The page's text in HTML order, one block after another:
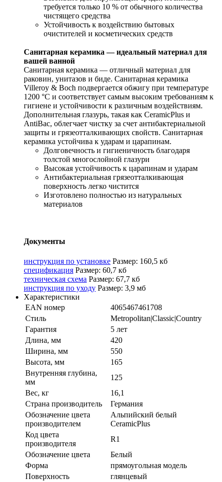
требуется только 10 % от обычного количества
чистящего средства
Устойчивость к воздействию бытовых
очистителей и косметических средств
Санитарная керамика — идеальный материал для
вашей ванной
Санитарная керамика — отличный материал для
раковин, унитазов и биде. Санитарная керамика
Villeroy & Boch подвергается обжигу при температуре
1200 °C и соответствует самым высоким требованиям к
гигиене и устойчивости к различным воздействиям.
Дополнительная глазурь, такая как CeramicPlus и
AntiBac, облегчает чистку за счет антибактериальной
защиты и грязеотталкивающих свойств. Санитарная
керамика устойчива к ударам и царапинам.
Долговечность и гигиеничность благодаря
толстой многослойной глазури
Высокая устойчивость к царапинам и ударам
Антибактериальная грязеотталкивающая
поверхность легко чистится
Изготовлено полностью из натуральных
материалов
Документы
инструкция по установке Размер: 160,5 кб
спецификация Размер: 60,7 кб
техническая схема Размер: 67,7 кб
инструкция по уходу Размер: 3,9 мб
Характеристики
EAN номер
4065467461708
Стиль
Metropolitan|Classic|Country
Гарантия
5 лет
Длина, мм
420
Ширина, мм
550
Высота, мм
165
Внутренняя глубина,
мм
125
Вес, кг
16,1
Страна производитель
Германия
Обозначение цвета
производителем
Альпийский белый
CeramicPlus
Код цвета
производителя
R1
Обозначение цвета
Белый
Форма
прямоугольная модель
Поверхность
глянцевый